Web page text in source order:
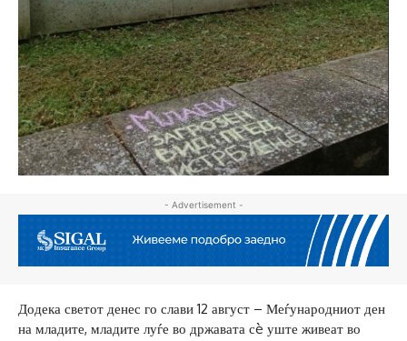
- Advertisement -
Додека светот денес го слави 12 август – Меѓународниот ден
на младите, младите луѓе во државата сè уште живеат во